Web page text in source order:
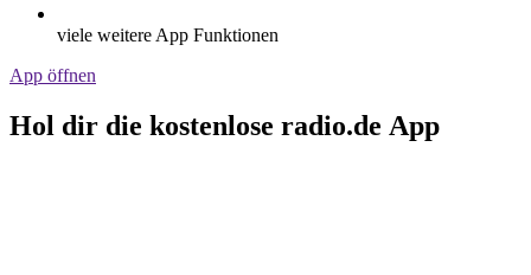
viele weitere App Funktionen
App öffnen
Hol dir die kostenlose radio.de App